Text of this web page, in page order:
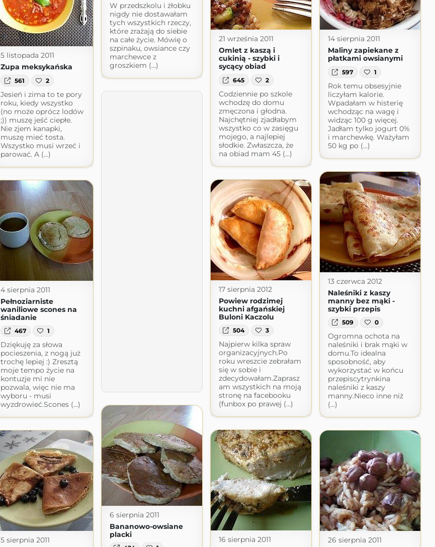
W przedszkolu i żłobku
nigdy nie dostawałam
tych wszystkich rzeczy,
które zrażają do siebie
na całe życie. Mówię o
szpinaku, owsiance czy
marchewce z
groszkiem (...)
21 września 2011
Omlet z kaszą i
cukinią - szybki i
sycący obiad
645 2
Codziennie po szkole
wchodzę do domu
zmęczona i głodna.
Najchętniej zjadłabym
wszystko co w zasięgu
mojego, a najlepiej
słodkie. Zwłaszcza, że
na obiad mam 45 (...)
14 sierpnia 2011
Maliny zapiekane z
płatkami owsianymi
597 1
Rok temu obsesyjnie
liczyłam kalorie.
Wpadałam w histerię
wchodząc na wagę i
widząc 100 g więcej.
Jadłam tylko jogurt 0%
i marchewkę. Ważyłam
50 kg po (...)
5 listopada 2011
Zupa meksykańska
561 2
Jesień i zima to te pory
roku, kiedy wszystko
(no może oprócz lodów
;)) muszę jeść ciepłe.
Nie zjem kanapki,
muszę mieć tosta.
Wszystko musi wrzeć i
parować. A (...)
13 czerwca 2012
Naleśniki z kaszy
manny bez mąki -
szybki przepis
509 0
Ogromna ochota na
naleśniki i brak mąki w
domu.To idealna
sposobność, aby
wykorzystać w końcu
przepiscytrynkina
naleśniki z kaszy
manny.Nieco inne niż
(...)
17 sierpnia 2012
Powiew rodzimej
kuchni afgańskiej
Buloni Kaczolu
504 3
Najpierw kilka spraw
organizacyjnych.Po
roku wreszcie zebrałam
się w sobie i
zdecydowałam.Zaprasz
am wszystkich na moją
stronę na facebooku
(funbox po prawej (...)
4 sierpnia 2011
Pełnoziarniste
waniliowe scones na
śniadanie
467 1
Dziękuję za słowa
pocieszenia, z nogą już
trochę lepiej :) Zresztą
moje tempo życie na
kontuzje mi nie
pozwala, więc nie ma
wyboru - musi
wyzdrowieć.Scones (...)
6 sierpnia 2011
Bananowo-owsiane
placki
16 sierpnia 2011
5 sierpnia 2011
26 sierpnia 2011